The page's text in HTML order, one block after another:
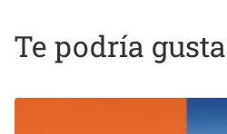
Te podría